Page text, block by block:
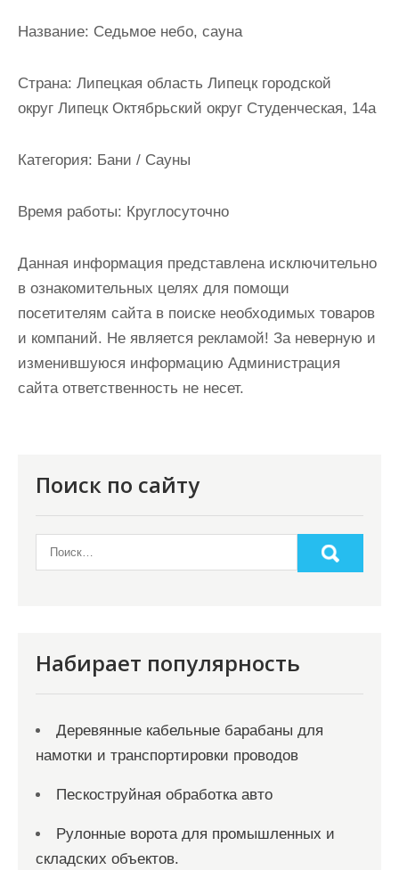
Название: Седьмое небо, сауна
Страна: Липецкая область Липецк городской
округ Липецк Октябрьский округ Студенческая, 14а
Категория: Бани / Сауны
Время работы: Круглосуточно
Данная информация представлена исключительно
в ознакомительных целях для помощи
посетителям сайта в поиске необходимых товаров
и компаний. Не является рекламой! За неверную и
изменившуюся информацию Администрация
сайта ответственность не несет.
Поиск по сайту
Набирает популярность
Деревянные кабельные барабаны для
намотки и транспортировки проводов
Пескоструйная обработка авто
Рулонные ворота для промышленных и
складских объектов.